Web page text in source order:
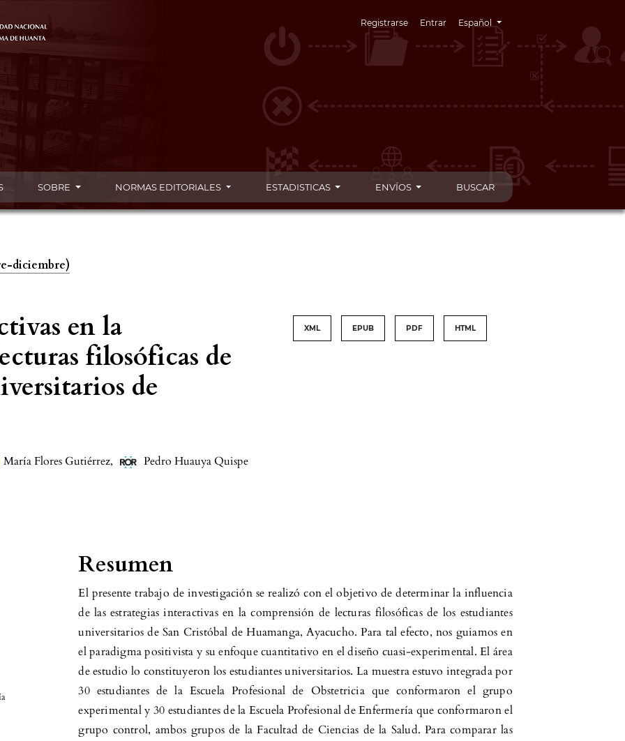
Registrarse Entrar Cambiar el idioma. El idioma actual es:
Español
SOBRE NORMAS EDITORIALES ESTADISTICAS ENVÍOS BUSCAR
diciembre)
en la
filosóficas de
de
XML EPUB PDF HTML
María Flores Gutiérrez, Pedro Huauya Quispe
Resumen
El presente trabajo de investigación se realizó con el objetivo de determinar la influencia
de las estrategias interactivas en la comprensión de lecturas filosóficas de los estudiantes
universitarios de San Cristóbal de Huamanga, Ayacucho. Para tal efecto, nos guiamos en
el paradigma positivista y su enfoque cuantitativo en el diseño cuasi-experimental. El área
de estudio lo constituyeron los estudiantes universitarios. La muestra estuvo integrada por
30 estudiantes de la Escuela Profesional de Obstetricia que conformaron el grupo
experimental y 30 estudiantes de la Escuela Profesional de Enfermería que conformaron el
grupo control, ambos grupos de la Facultad de Ciencias de la Salud. Para comparar las